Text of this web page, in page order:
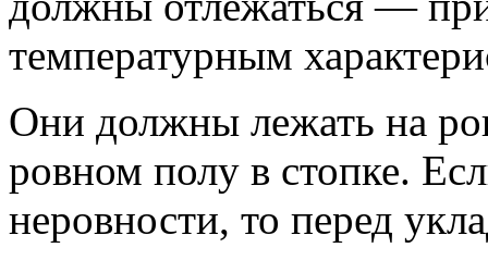
температурным
Они должны лежать на
ровном полу в стопке.
неровности, то перед